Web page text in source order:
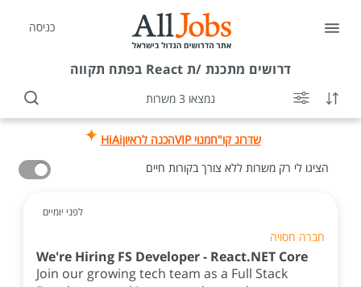
כניסה
דרושים מתכנת /ת React בפתח תקווה
נמצאו 3 משרות
שדרוג קו"חמנוי VIP הכנה לראיוןHiAi
הציגו לי רק משרות ללא צורך בקורות חיים
לפני יומיים
חברה חסויה
We're Hiring FS Developer - React.NET Core
Join our growing tech team as a Full Stack